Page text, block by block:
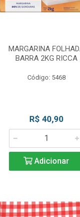
MARGARINA
BARRA 2KG RICCA
Código: 5468
R$ 40,90
Adicionar